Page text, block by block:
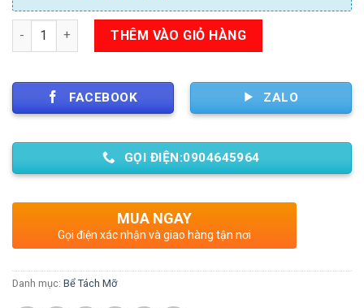
Số lượng THÊM VÀO GIỎ HÀNG
FACEBOOK ZALO
GỌI ĐIỆN:0904645964
MUA NGAY
Gọi điện xác nhận và giao hàng tận nơi
Danh mục: Bể Tách Mỡ